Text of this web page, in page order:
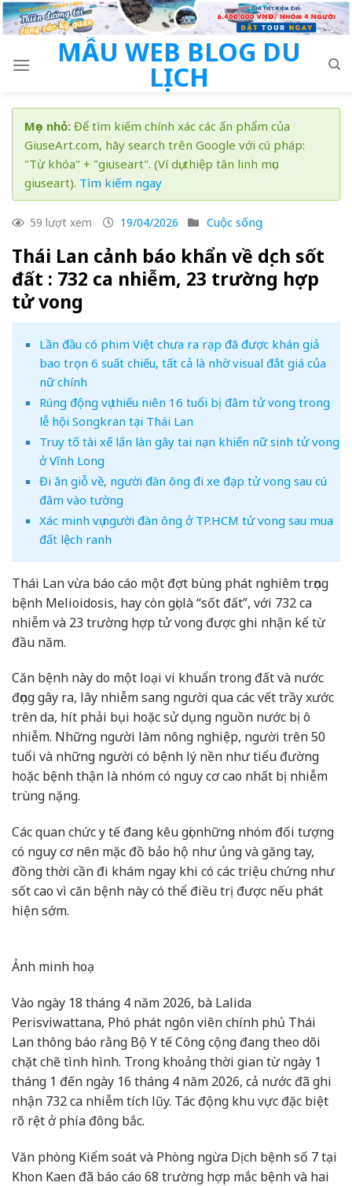
Skip
to
MẪU WEB BLOG DU
LỊCH
Mẹo nhỏ: Để tìm kiếm chính xác các ấn phẩm của
GiuseArt.com, hãy search trên Google với cú pháp:
"Từ khóa" + "giuseart". (Ví dụ: thiệp tân linh mục
giuseart). Tìm kiếm ngay
59 lượt xem 19/04/2026 Cuộc sống
Thái Lan cảnh báo khẩn về dịch sốt
đất : 732 ca nhiễm, 23 trường hợp
tử vong
Lần đầu có phim Việt chưa ra rạp đã được khán giả
bao trọn 6 suất chiếu, tất cả là nhờ visual đắt giá của
nữ chính
Rúng động vụ thiếu niên 16 tuổi bị đâm tử vong trong
lễ hội Songkran tại Thái Lan
Truy tố tài xế lấn làn gây tai nạn khiến nữ sinh tử vong
ở Vĩnh Long
Đi ăn giỗ về, người đàn ông đi xe đạp tử vong sau cú
đâm vào tường
Xác minh vụ người đàn ông ở TP.HCM tử vong sau mua
đất lệch ranh
Thái Lan vừa báo cáo một đợt bùng phát nghiêm trọng
bệnh Melioidosis, hay còn gọi là “sốt đất”, với 732 ca
nhiễm và 23 trường hợp tử vong được ghi nhận kể từ
đầu năm.
Căn bệnh này do một loại vi khuẩn trong đất và nước
đọng gây ra, lây nhiễm sang người qua các vết trầy xước
trên da, hít phải bụi hoặc sử dụng nguồn nước bị ô
nhiễm. Những người làm nông nghiệp, người trên 50
tuổi và những người có bệnh lý nền như tiểu đường
hoặc bệnh thận là nhóm có nguy cơ cao nhất bị nhiễm
trùng nặng.
Các quan chức y tế đang kêu gọi những nhóm đối tượng
có nguy cơ nên mặc đồ bảo hộ như ủng và găng tay,
đồng thời cần đi khám ngay khi có các triệu chứng như
sốt cao vì căn bệnh này có thể điều trị được nếu phát
hiện sớm.
Ảnh minh hoạ
Vào ngày 18 tháng 4 năm 2026, bà Lalida
Perisviwattana, Phó phát ngôn viên chính phủ Thái
Lan thông báo rằng Bộ Y tế Công cộng đang theo dõi
chặt chẽ tình hình. Trong khoảng thời gian từ ngày 1
tháng 1 đến ngày 16 tháng 4 năm 2026, cả nước đã ghi
nhận 732 ca nhiễm tích lũy. Tác động khu vực đặc biệt
rõ rệt ở phía đông bắc.
Văn phòng Kiểm soát và Phòng ngừa Dịch bệnh số 7 tại
Khon Kaen đã báo cáo 68 trường hợp mắc bệnh và hai